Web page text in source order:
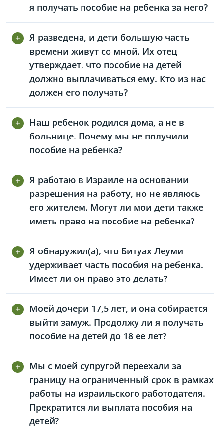
я получать пособие на ребенка за него?
Я разведена, и дети большую часть
времени живут со мной. Их отец
утверждает, что пособие на детей
должно выплачиваться ему. Кто из нас
должен его получать?
Наш ребенок родился дома, а не в
больнице. Почему мы не получили
пособие на ребенка?
Я работаю в Израиле на основании
разрешения на работу, но не являюсь
его жителем. Могут ли мои дети также
иметь право на пособие на ребенка?
Я обнаружил(а), что Битуах Леуми
удерживает часть пособия на ребенка.
Имеет ли он право это делать?
Моей дочери 17,5 лет, и она собирается
выйти замуж. Продолжу ли я получать
пособие на детей до 18 ее лет?
Мы с моей супругой переехали за
границу на ограниченный срок в рамках
работы на израильского работодателя.
Прекратится ли выплата пособия на
детей?